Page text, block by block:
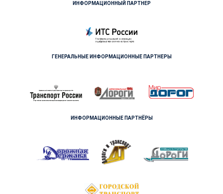
ИНФОРМАЦИОННЫЙ ПАРТНЕР
ГЕНЕРАЛЬНЫЕ ИНФОРМАЦИОННЫЕ ПАРТНЕРЫ
ИНФОРМАЦИОННЫЕ ПАРТНЁРЫ